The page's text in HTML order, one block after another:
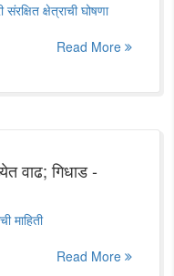
क्षेत्राची घोषणा
Read More
वाढ; गिधाड -
माहिती
Read More